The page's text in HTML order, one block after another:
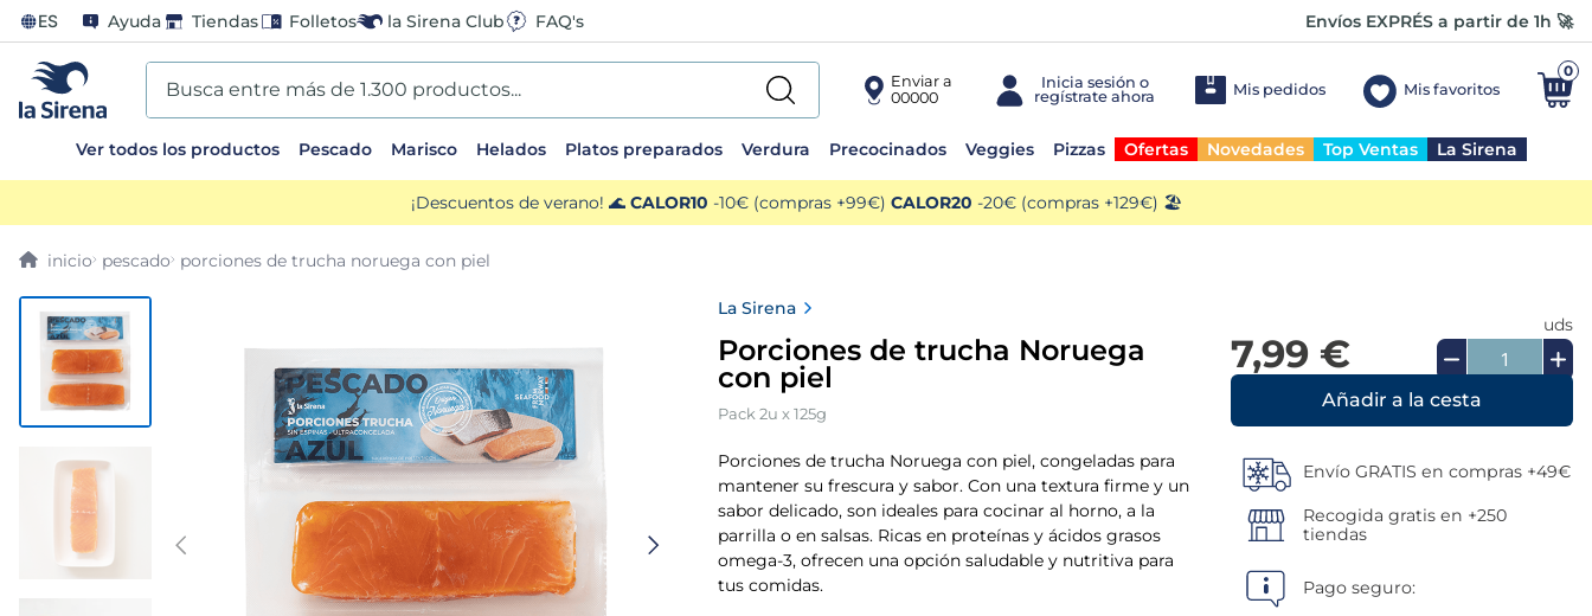
ES Ayuda Tiendas Folletos la Sirena Club FAQ's Envíos EXPRÉS a partir de 1h 🚀
Busca entre más de 1.300 productos...
Enviar a
00000
Mis pedidos Mis favoritos
0
Ver todos los productos Pescado Marisco Helados Platos preparados Verdura Precocinados Veggies Pizzas Ofertas Novedades Top Ventas La Sirena
¡Descuentos de verano! 🌊 CALOR10 -10€ (compras +99€) CALOR20 -20€ (compras +129€) 🏖️
pescado porciones de trucha noruega con piel
La Sirena
Porciones de trucha Noruega
con piel
Pack 2u x 125g
Porciones de trucha Noruega con piel, congeladas para
mantener su frescura y sabor. Con una textura firme y un
sabor delicado, son ideales para cocinar al horno, a la
parrilla o en salsas. Ricas en proteínas y ácidos grasos
omega-3, ofrecen una opción saludable y nutritiva para
tus comidas.
7,99 €
uds
Añadir a la cesta
Envío GRATIS en compras +49€
Recogida gratis en +250
tiendas
Pago seguro:
TÉRMINOS MÁS BUSCADOS
1. helados sirena
3. patatas
4. gamba
. verduras
croquetas
canelones